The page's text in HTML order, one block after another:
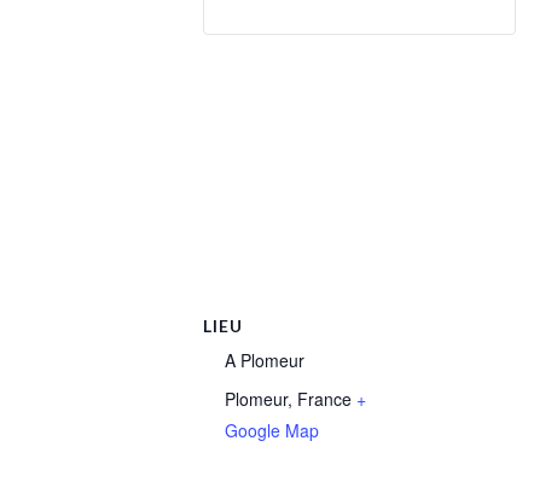
LIEU
A Plomeur
Plomeur, France +
Google Map